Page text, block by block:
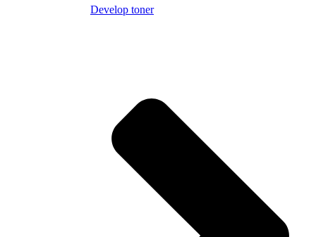
Develop toner